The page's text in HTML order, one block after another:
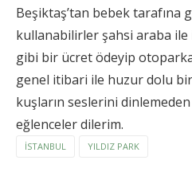
Beşiktaş’tan bebek tarafına
kullanabilirler şahsi araba
gibi bir ücret ödeyip
genel itibari ile huzur dolu
kuşların seslerini
eğlenceler dilerim.
ISTANBUL YILDIZ PARK